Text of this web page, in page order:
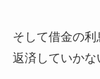
そして借金の
返済していかな